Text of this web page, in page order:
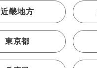
近畿地方
東京都